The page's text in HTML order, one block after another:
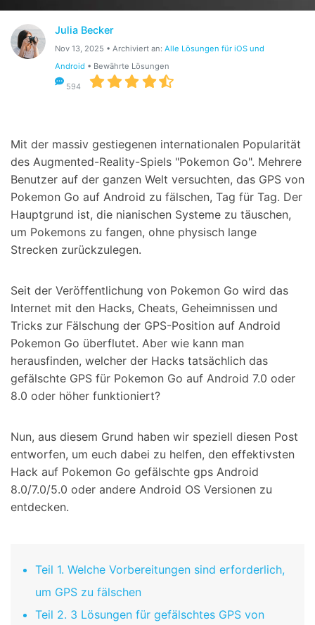
Suchen
Julia Becker
Nov 13, 2025 • Archiviert an: Alle Lösungen für iOS und
Android • Bewährte Lösungen
594
Mit der massiv gestiegenen internationalen Popularität
des Augmented-Reality-Spiels "Pokemon Go". Mehrere
Benutzer auf der ganzen Welt versuchten, das GPS von
Pokemon Go auf Android zu fälschen, Tag für Tag. Der
Hauptgrund ist, die nianischen Systeme zu täuschen,
um Pokemons zu fangen, ohne physisch lange
Strecken zurückzulegen.
Seit der Veröffentlichung von Pokemon Go wird das
Internet mit den Hacks, Cheats, Geheimnissen und
Tricks zur Fälschung der GPS-Position auf Android
Pokemon Go überflutet. Aber wie kann man
herausfinden, welcher der Hacks tatsächlich das
gefälschte GPS für Pokemon Go auf Android 7.0 oder
8.0 oder höher funktioniert?
Nun, aus diesem Grund haben wir speziell diesen Post
entworfen, um euch dabei zu helfen, den effektivsten
Hack auf Pokemon Go gefälschte gps Android
8.0/7.0/5.0 oder andere Android OS Versionen zu
entdecken.
Teil 1. Welche Vorbereitungen sind erforderlich,
um GPS zu fälschen
Teil 2. 3 Lösungen für gefälschtes GPS von